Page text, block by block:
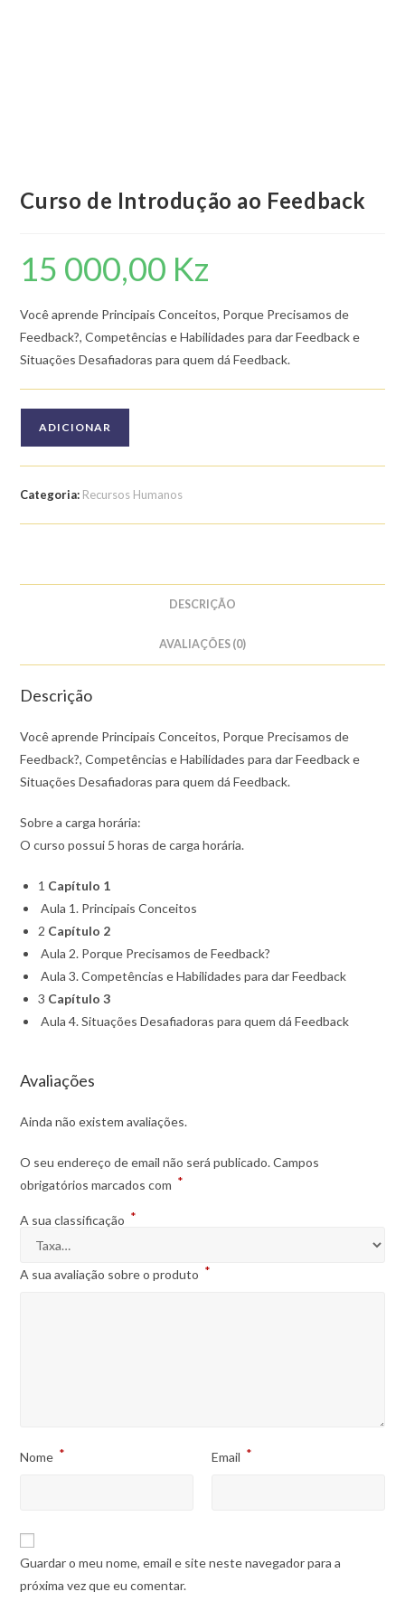
Curso de Introdução ao Feedback
15 000,00 Kz
Você aprende Principais Conceitos, Porque Precisamos de
Feedback?, Competências e Habilidades para dar Feedback e
Situações Desafiadoras para quem dá Feedback.
Curso
ADICIONAR
Categoria: Recursos Humanos
DESCRIÇÃO
AVALIAÇÕES (0)
Descrição
Você aprende Principais Conceitos, Porque Precisamos de
Feedback?, Competências e Habilidades para dar Feedback e
Situações Desafiadoras para quem dá Feedback.
Sobre a carga horária:
O curso possui 5 horas de carga horária.
1 Capítulo 1
Aula 1. Principais Conceitos
2 Capítulo 2
Aula 2. Porque Precisamos de Feedback?
Aula 3. Competências e Habilidades para dar Feedback
3 Capítulo 3
Aula 4. Situações Desafiadoras para quem dá Feedback
Avaliações
Ainda não existem avaliações.
O seu endereço de email não será publicado. Campos
obrigatórios marcados com *
A sua classificação *
A sua avaliação sobre o produto *
Nome * Email *
Guardar o meu nome, email e site neste navegador para a
próxima vez que eu comentar.